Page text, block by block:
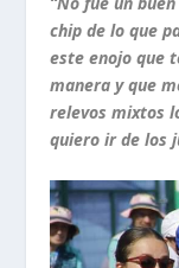
chip de lo que
este enojo que
manera y que
relevos mixtos
quiero ir de los